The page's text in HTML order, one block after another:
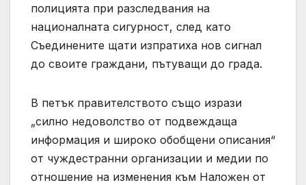
полицията при разследвания на
националната сигурност, след като
Съединените щати изпратиха нов сигнал
до своите граждани, пътуващи до града.
В петък правителството също изрази
„силно недоволство от подвеждаща
информация и широко обобщени описания“
от чуждестранни организации и медии по
отношение на изменения към Наложен от